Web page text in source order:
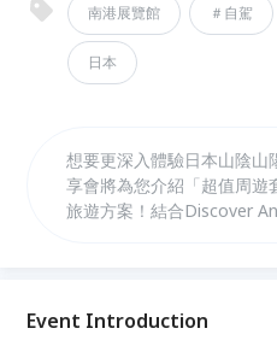
南港展覽館 ＃自駕
日本
想要更深入體驗日本山陰山
享會將為您介紹「超值周遊
旅遊方案！結合Discover
Event Introduction